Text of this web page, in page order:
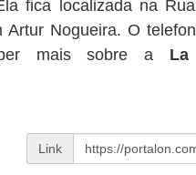
fica localizada na
Nogueira. O
mais sobre a
Link